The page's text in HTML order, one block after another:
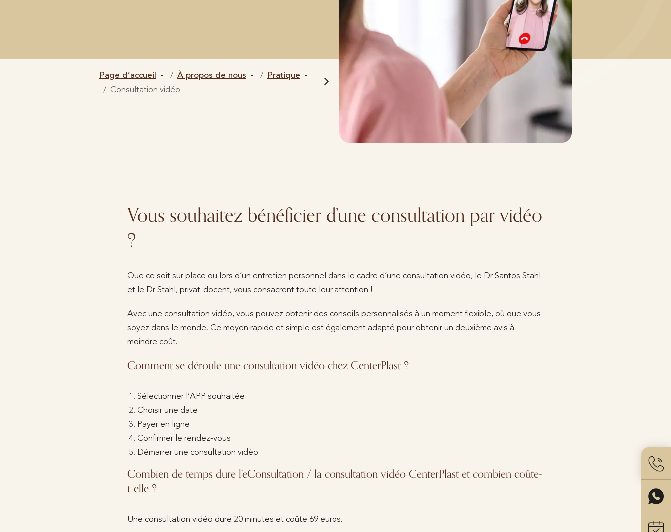
Page d’accueil À propos de nous Pratique
Consultation vidéo
Vous souhaitez bénéficier d’une consultation par vidéo
?
Que ce soit sur place ou lors d’un entretien personnel dans le cadre d’une consultation vidéo, le Dr Santos Stahl
et le Dr Stahl, privat-docent, vous consacrent toute leur attention !
Avec une consultation vidéo, vous pouvez obtenir des conseils personnalisés à un moment flexible, où que vous
soyez dans le monde. Ce moyen rapide et simple est également adapté pour obtenir un deuxième avis à
moindre coût.
Comment se déroule une consultation vidéo chez CenterPlast ?
Sélectionner l’APP souhaitée
Choisir une date
Payer en ligne
Confirmer le rendez-vous
Démarrer une consultation vidéo
Combien de temps dure l’eConsultation / la consultation vidéo CenterPlast et combien coûte-
t-elle ?
Une consultation vidéo dure 20 minutes et coûte 69 euros.